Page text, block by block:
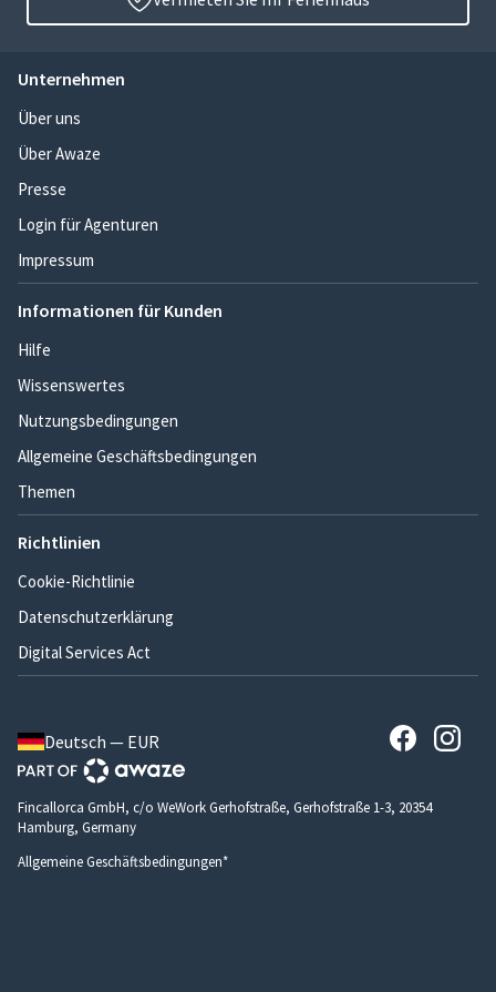
Unternehmen
Über uns
Über Awaze
Presse
Login für Agenturen
Impressum
Informationen für Kunden
Hilfe
Wissenswertes
Nutzungsbedingungen
Allgemeine Geschäftsbedingungen
Themen
Richtlinien
Cookie-Richtlinie
Datenschutzerklärung
Digital Services Act
Deutsch — EUR
Fincallorca GmbH, c/o WeWork Gerhofstraße, Gerhofstraße 1-3, 20354
Hamburg, Germany
Allgemeine Geschäftsbedingungen*